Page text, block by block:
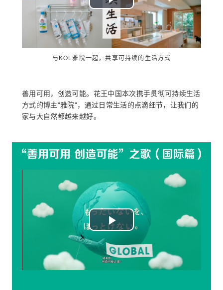
Play
Video
与KOL雅院一起，共享可持续的生活方式
善用可用，创造可能。花王中国本次携手贯彻可持续生活
方式的博主"雅院"，通过日常生活的点滴细节，让我们的
家与大自然都越来越好。
Play
Video